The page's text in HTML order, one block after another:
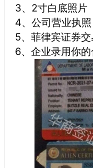
3、2寸白底照片
4、公司营业执照
5、菲律宾证券
6、企业录用你